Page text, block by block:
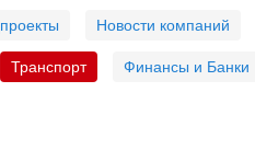
Новости компаний
Транспорт Финансы и Банки